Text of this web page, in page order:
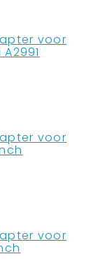
voor
voor
voor